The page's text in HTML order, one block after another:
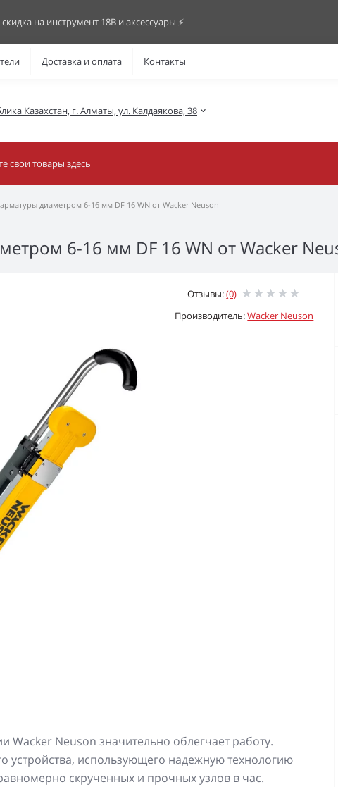
на инструмент 18В и аксессуары ⚡️
Доставка и оплата Контакты
Казахстан, г. Алматы, ул. Калдаякова, 38
диаметром 6-16 мм DF 16 WN от Wacker Neuson
6-16 мм DF 16 WN от Wacker
Отзывы:(0)
Производитель:Wacker Neuson
Wacker Neuson значительно облегчает работу.
устройства, использующего надежную технологию
скрученных и прочных узлов в час.